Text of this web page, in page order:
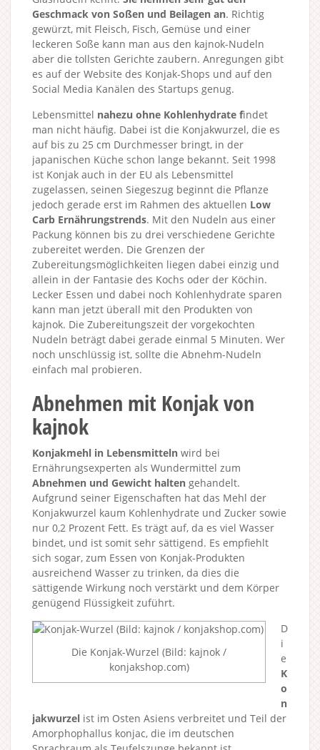
Geschmack von Soßen und Beilagen an. Richtig
gewürzt, mit Fleisch, Fisch, Gemüse und einer
leckeren Soße kann man aus den kajnok-Nudeln
aber die tollsten Gerichte zaubern. Anregungen gibt
es auf der Website des Konjak-Shops und auf den
Social Media Kanälen des Startups genug.
Lebensmittel nahezu ohne Kohlenhydrate findet
man nicht häufig. Dabei ist die Konjakwurzel, die es
auf bis zu 25 cm Durchmesser bringt, in der
japanischen Küche schon lange bekannt. Seit 1998
ist Konjak auch in der EU als Lebensmittel
zugelassen, seinen Siegeszug beginnt die Pflanze
jedoch gerade erst im Rahmen des aktuellen Low
Carb Ernährungstrends. Mit den Nudeln aus einer
Packung können bis zu drei verschiedene Gerichte
zubereitet werden. Die Grenzen der
Zubereitungsmöglichkeiten liegen dabei einzig und
allein in der Fantasie des Kochs oder der Köchin.
Lecker Essen und dabei noch Kohlenhydrate sparen
kann man jetzt überall mit den Produkten von
kajnok. Die Zubereitungszeit der vorgekochten
Nudeln beträgt dabei gerade einmal 5 Minuten. Wer
noch unschlüssig ist, sollte die Abnehm-Nudeln
einfach mal probieren.
Abnehmen mit Konjak von
kajnok
Konjakmehl in Lebensmitteln wird bei
Ernährungsexperten als Wundermittel zum
Abnehmen und Gewicht halten gehandelt.
Aufgrund seiner Eigenschaften hat das Mehl der
Konjakwurzel kaum Kohlenhydrate und Zucker sowie
nur 0,2 Prozent Fett. Es trägt auf, da es viel Wasser
bindet, und ist somit sehr sättigend. Es empfiehlt
sich sogar, zum Essen von Konjak-Produkten
ausreichend Wasser zu trinken, da dies die
sättigende Wirkung noch verstärkt und dem Körper
genügend Flüssigkeit zuführt.
Die Konjak-Wurzel (Bild: kajnok /
konjakshop.com)
D
i
e
K
o
n
jakwurzel ist im Osten Asiens verbreitet und Teil der
Amorphophallus konjac, die im deutschen